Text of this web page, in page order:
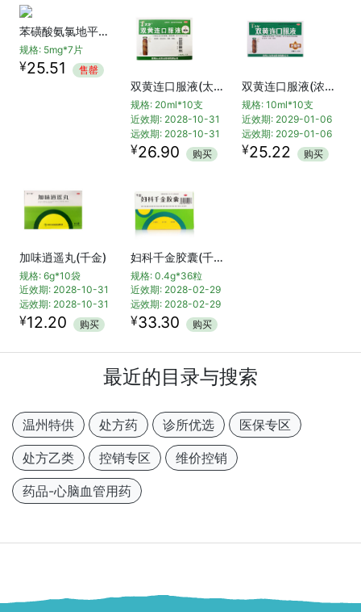
苯磺酸氨氯地平片(络活喜)
规格: 5mg*7片
¥25.51 售罄
双黄连口服液(太龙)
规格: 20ml*10支
近效期: 2028-10-31
远效期: 2028-10-31
¥26.90 购买
双黄连口服液(浓缩型)
规格: 10ml*10支
近效期: 2029-01-06
远效期: 2029-01-06
¥25.22 购买
加味逍遥丸(千金)
规格: 6g*10袋
近效期: 2028-10-31
远效期: 2028-10-31
¥12.20 购买
妇科千金胶囊(千金)
规格: 0.4g*36粒
近效期: 2028-02-29
远效期: 2028-02-29
¥33.30 购买
最近的目录与搜索
温州特供 处方药 诊所优选 医保专区
处方乙类 控销专区 维价控销
药品-心脑血管用药